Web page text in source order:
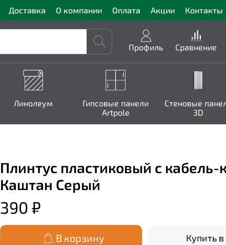
Доставка О компании Оплата Акции Контакты
Профиль Сравнение
Линолеум
Гипсовые панели
Artpole
Стеновые
3D
Плинтус пластиковый с
Каштан Серый
390 ₽
В корзину Купить в